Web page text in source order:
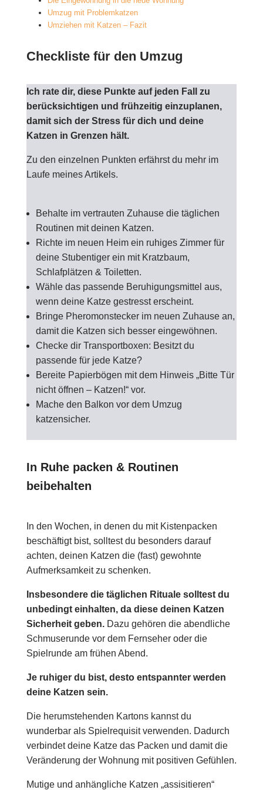
Umzug mit Problemkatzen
Umziehen mit Katzen – Fazit
Checkliste für den Umzug
Ich rate dir, diese Punkte auf jeden Fall zu
berücksichtigen und frühzeitig einzuplanen,
damit sich der Stress für dich und deine
Katzen in Grenzen hält.
Zu den einzelnen Punkten erfährst du mehr im
Laufe meines Artikels.
Behalte im vertrauten Zuhause die täglichen
Routinen mit deinen Katzen.
Richte im neuen Heim ein ruhiges Zimmer für
deine Stubentiger ein mit Kratzbaum,
Schlafplätzen & Toiletten.
Wähle das passende Beruhigungsmittel aus,
wenn deine Katze gestresst erscheint.
Bringe Pheromonstecker im neuen Zuhause an,
damit die Katzen sich besser eingewöhnen.
Checke dir Transportboxen: Besitzt du
passende für jede Katze?
Bereite Papierbögen mit dem Hinweis „Bitte Tür
nicht öffnen – Katzen!“ vor.
Mache den Balkon vor dem Umzug
katzensicher.
In Ruhe packen & Routinen
beibehalten
In den Wochen, in denen du mit Kistenpacken
beschäftigt bist, solltest du besonders darauf
achten, deinen Katzen die (fast) gewohnte
Aufmerksamkeit zu schenken.
Insbesondere die täglichen Rituale solltest du
unbedingt einhalten, da diese deinen Katzen
Sicherheit geben.Dazu gehören die abendliche
Schmuserunde vor dem Fernseher oder die
Spielrunde am frühen Abend.
Je ruhiger du bist, desto entspannter werden
deine Katzen sein.
Die herumstehenden Kartons kannst du
wunderbar als Spielrequisit verwenden. Dadurch
verbindet deine Katze das Packen und damit die
Veränderung der Wohnung mit positiven Gefühlen.
Mutige und anhängliche Katzen „assisitieren“